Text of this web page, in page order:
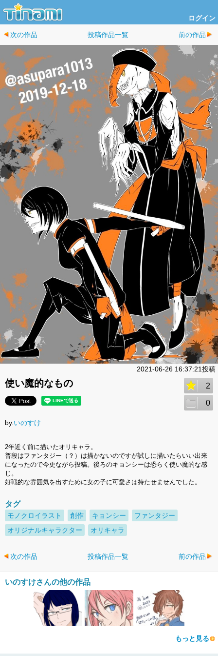
ログイン
次の作品 投稿作品一覧 前の作品
2021-06-26 16:37:21投稿
使い魔的なもの 2
0
by.いのすけ
2年近く前に描いたオリキャラ。
普段はファンタジー（？）は描かないのですが試しに描いたらいい出来
になったので今更ながら投稿。後ろのキョンシーは恐らく使い魔的な感
じ。
好戦的な雰囲気を出すために女の子に可愛さは持たせませんでした。
タグ
モノクロイラスト 創作 キョンシー
ファンタジー
オリジナルキャラクター
オリキャラ
次の作品 投稿作品一覧 前の作品
いのすけさんの他の作品
もっと見る